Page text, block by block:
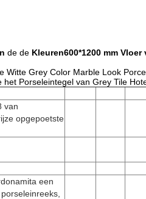
de de Kleuren600*1200 mm
Witte Grey Color Marble Look
Porseleintegel van Grey Tile
van
opgepoetste
een